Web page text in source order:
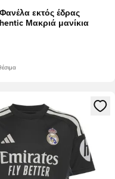
εκτός έδρας
Μακριά μανίκια
για να συνδεθείτε ή